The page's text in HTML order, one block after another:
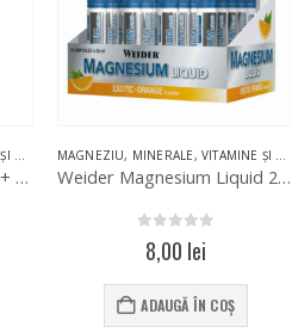
Osavi Magnesium Citrate + B6 250g
MAGNEZIU, MINERALE, VITAMINE ȘI MINERALE
Weider Magnesium Liquid 25ml
out of 5
8,00 lei
ADAUGĂ ÎN COȘ